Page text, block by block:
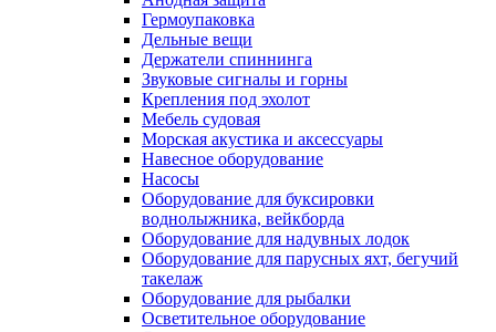
Гермоупаковка
Дельные вещи
Держатели спиннинга
Звуковые сигналы и горны
Крепления под эхолот
Мебель судовая
Морская акустика и аксессуары
Навесное оборудование
Насосы
Оборудование для буксировки
воднолыжника, вейкборда
Оборудование для надувных лодок
Оборудование для парусных яхт, бегучий
такелаж
Оборудование для рыбалки
Осветительное оборудование